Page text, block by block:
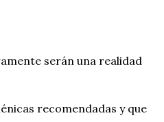
serán una realidad
recomendadas y que